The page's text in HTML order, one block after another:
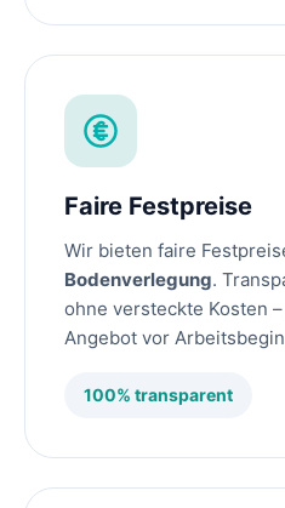
Faire Festpreise
Wir bieten faire
Bodenverlegung.
ohne versteckte Kosten
Angebot vor
100% transparent